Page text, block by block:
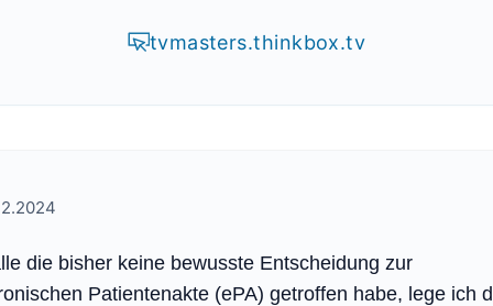
tvmasters.thinkbox.tv
die bisher keine bewusste Entscheidung zur
Patientenakte (ePA) getroffen habe, lege ich